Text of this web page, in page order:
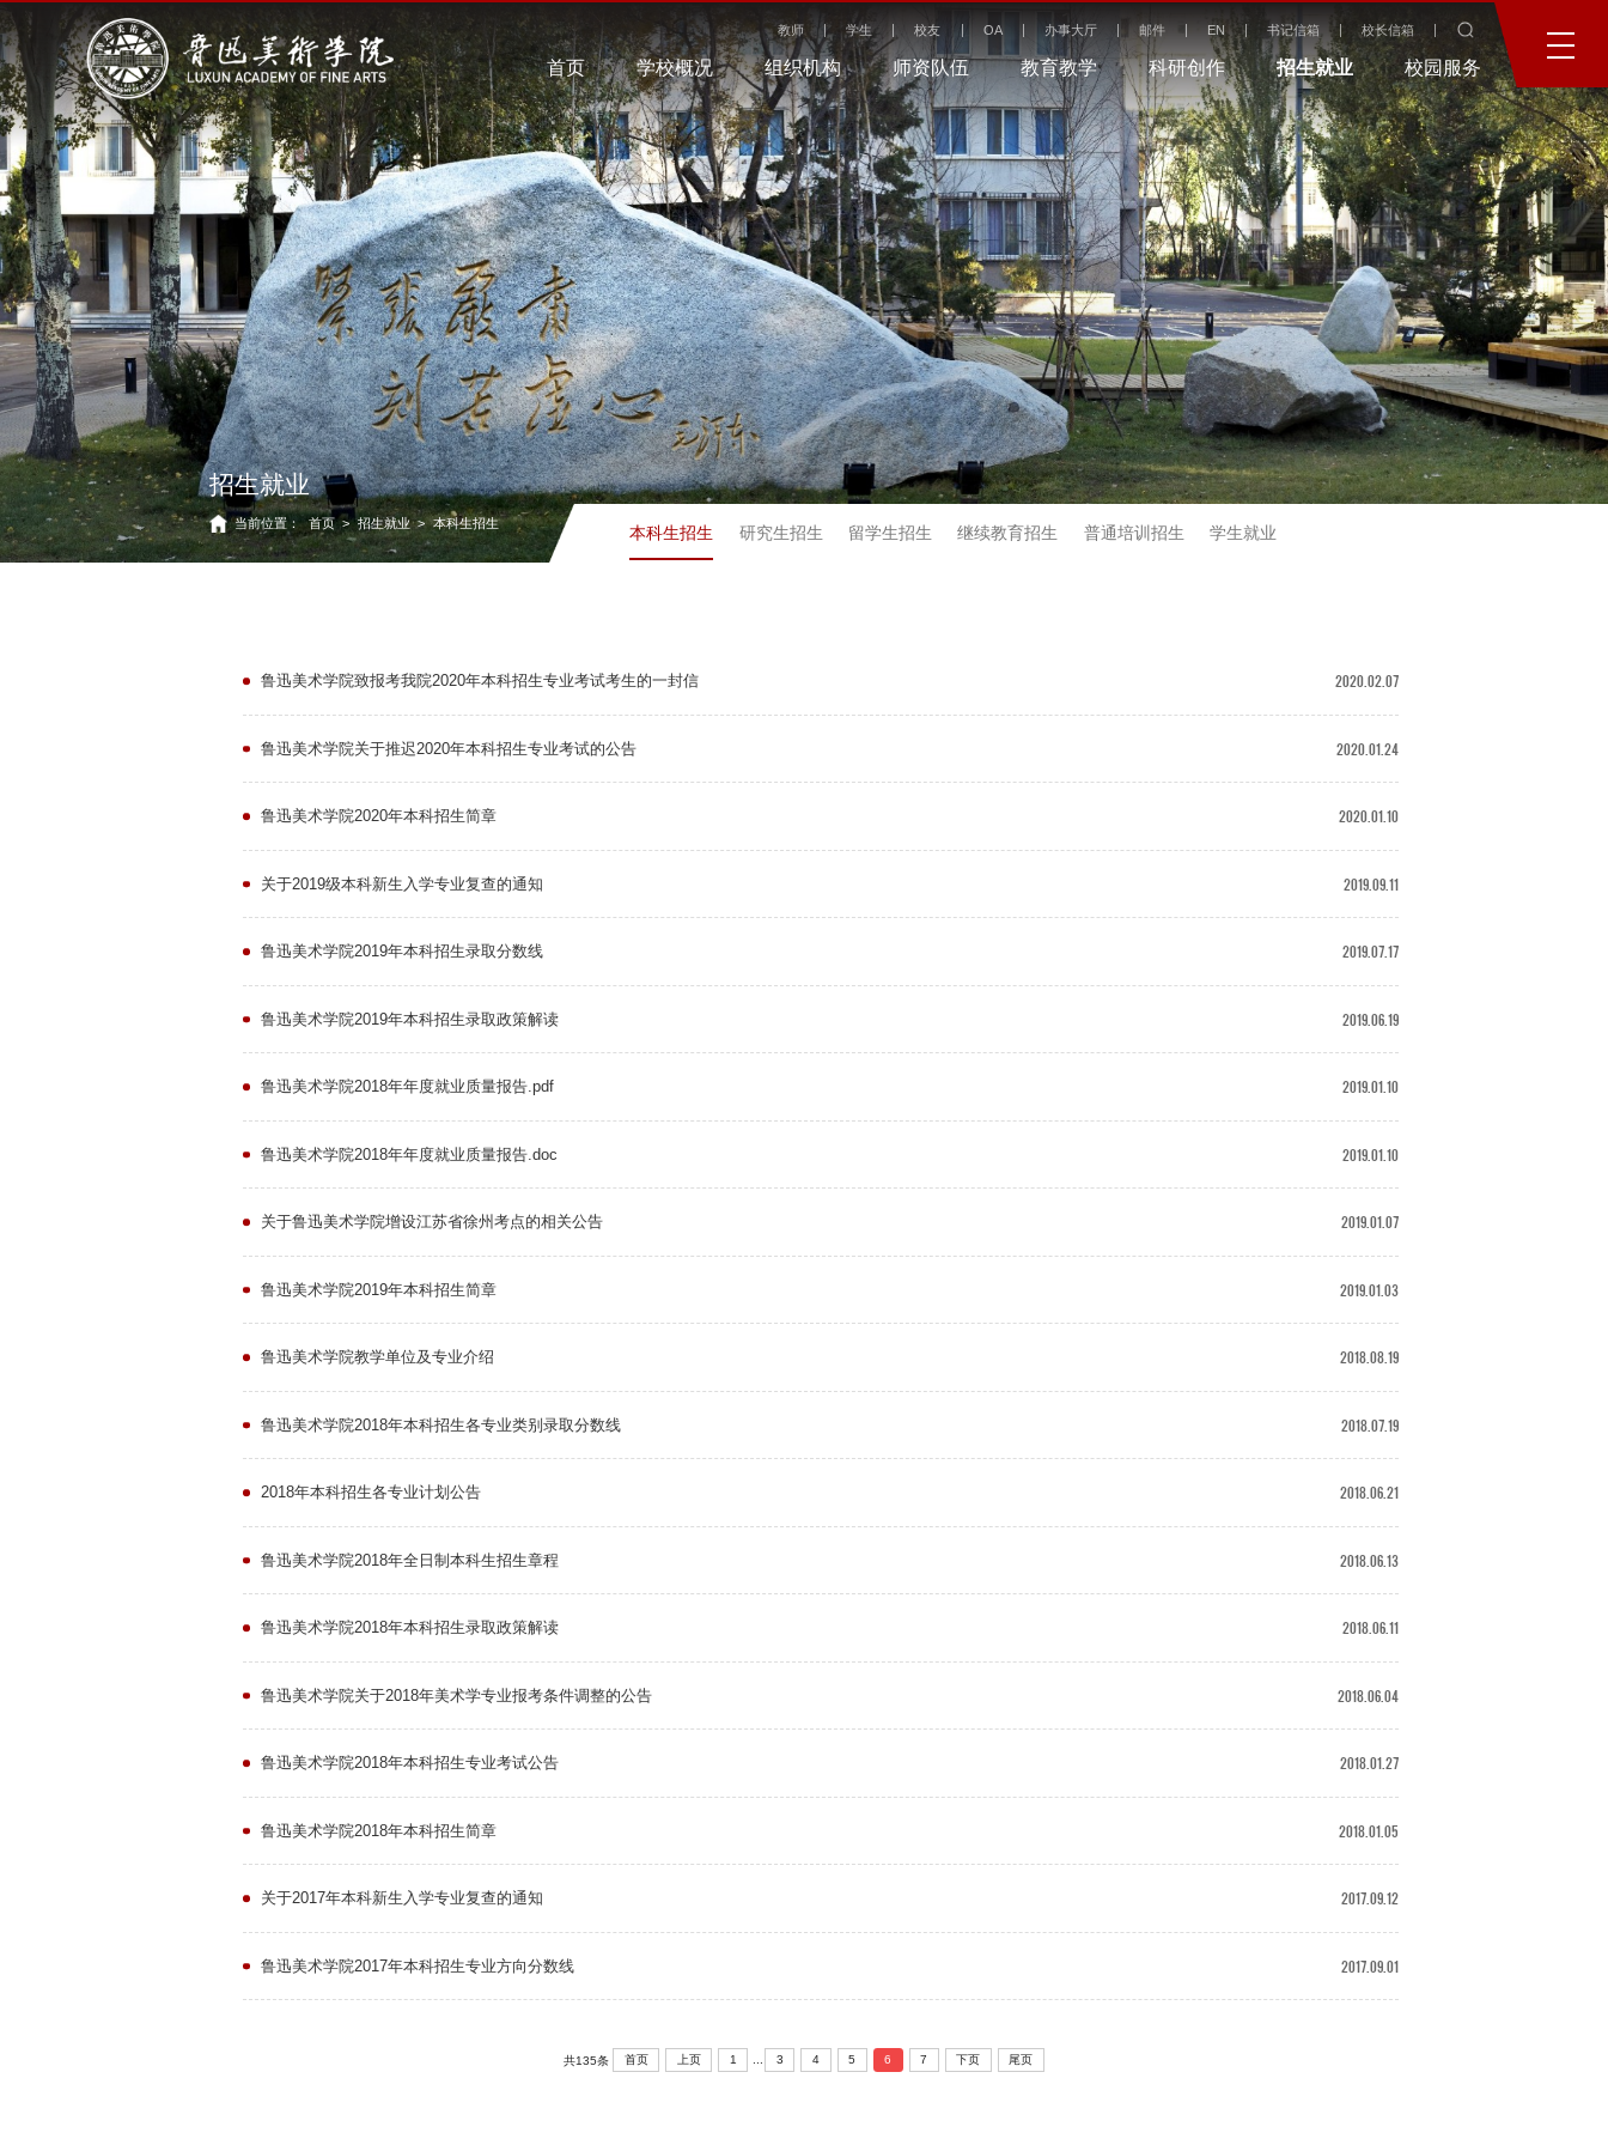
教师 学生 校友 OA 办事大厅 邮件 EN 书记信箱 校长信箱
首页 学校概况 组织机构 师资队伍 教育教学 科研创作 招生就业 校园服务
招生就业
当前位置： 首页 > 招生就业 > 本科生招生 本科生招生 研究生招生 留学生招生 继续教育招生 普通培训招生 学生就业
鲁迅美术学院致报考我院2020年本科招生专业考试考生的一封信 2020.02.07
鲁迅美术学院关于推迟2020年本科招生专业考试的公告 2020.01.24
鲁迅美术学院2020年本科招生简章 2020.01.10
关于2019级本科新生入学专业复查的通知 2019.09.11
鲁迅美术学院2019年本科招生录取分数线 2019.07.17
鲁迅美术学院2019年本科招生录取政策解读 2019.06.19
鲁迅美术学院2018年年度就业质量报告.pdf 2019.01.10
鲁迅美术学院2018年年度就业质量报告.doc 2019.01.10
关于鲁迅美术学院增设江苏省徐州考点的相关公告 2019.01.07
鲁迅美术学院2019年本科招生简章 2019.01.03
鲁迅美术学院教学单位及专业介绍 2018.08.19
鲁迅美术学院2018年本科招生各专业类别录取分数线 2018.07.19
2018年本科招生各专业计划公告 2018.06.21
鲁迅美术学院2018年全日制本科生招生章程 2018.06.13
鲁迅美术学院2018年本科招生录取政策解读 2018.06.11
鲁迅美术学院关于2018年美术学专业报考条件调整的公告 2018.06.04
鲁迅美术学院2018年本科招生专业考试公告 2018.01.27
鲁迅美术学院2018年本科招生简章 2018.01.05
关于2017年本科新生入学专业复查的通知 2017.09.12
鲁迅美术学院2017年本科招生专业方向分数线 2017.09.01
共135条 首页 上页 1 3 4 5 6 7 下页 尾页